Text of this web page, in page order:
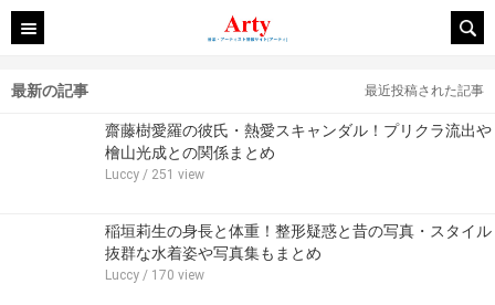
最新の記事 最近投稿された記事
齋藤樹愛羅の彼氏・熱愛スキャンダル！プリクラ流出や
檜山光成との関係まとめ
Luccy / 251 view
稲垣莉生の身長と体重！整形疑惑と昔の写真・スタイル
抜群な水着姿や写真集もまとめ
Luccy / 170 view